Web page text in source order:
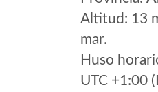
Altitud: 13
mar.
Huso
UTC +1:00